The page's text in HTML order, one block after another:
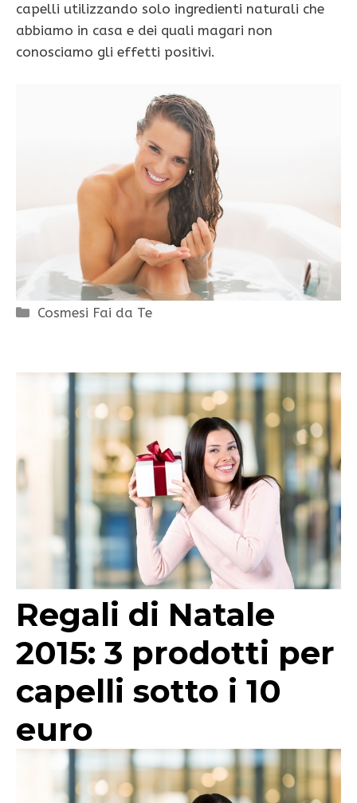
capelli utilizzando solo ingredienti naturali che
abbiamo in casa e dei quali magari non
conosciamo gli effetti positivi.
Categorie
Cosmesi Fai da Te
Regali di Natale
2015: 3 prodotti per
capelli sotto i 10
euro